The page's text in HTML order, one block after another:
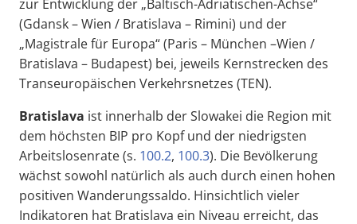
zur Entwicklung der „Baltisch-Adriatischen-Achse“
(Gdansk – Wien / Bratislava – Rimini) und der
„Magistrale für Europa“ (Paris – München –Wien /
Bratislava – Budapest) bei, jeweils Kernstrecken des
Transeuropäischen Verkehrsnetzes (TEN).
Bratislava ist innerhalb der Slowakei die Region mit
dem höchsten BIP pro Kopf und der niedrigsten
Arbeitslosenrate (s. 100.2, 100.3). Die Bevölkerung
wächst sowohl natürlich als auch durch einen hohen
positiven Wanderungssaldo. Hinsichtlich vieler
Indikatoren hat Bratislava ein Niveau erreicht, das